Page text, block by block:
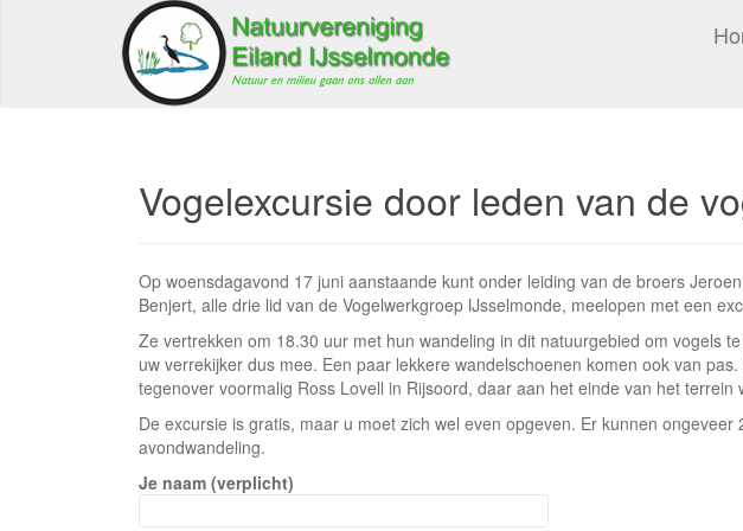
Vogelexcursie door leden van de
Op woensdagavond 17 juni aanstaande kunt onder leiding van de broers
Benjert, alle drie lid van de Vogelwerkgroep IJsselmonde, meelopen met een
Ze vertrekken om 18.30 uur met hun wandeling in dit natuurgebied om vogels
uw verrekijker dus mee. Een paar lekkere wandelschoenen komen ook van
tegenover voormalig Ross Lovell in Rijsoord, daar aan het einde van het terrein
De excursie is gratis, maar u moet zich wel even opgeven. Er kunnen
avondwandeling.
Gelieve dit veld leeg te laten.
Je naam (verplicht)